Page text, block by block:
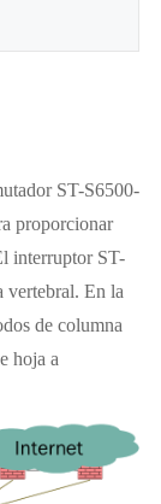
ST-S6500-
proporcionar
interruptor ST-
vertebral. En la
de columna
hoja a